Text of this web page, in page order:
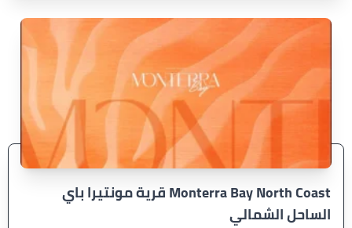
Monterra Bay North Coast قرية مونتيرا باي
الساحل الشمالي